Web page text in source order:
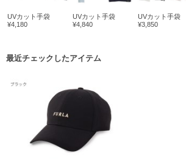
UVカット手袋
¥4,180
UVカット手袋
¥4,840
UVカット手袋
¥3,850
最近チェックしたアイテム